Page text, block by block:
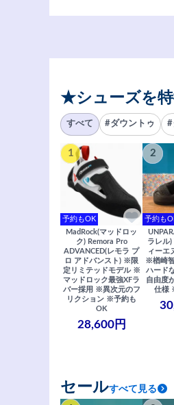
★シューズを
すべて #ダウントゥ #
1
予約もOK
MadRock(マッドロッ
ク) Remora Pro
ADVANCED(レモラ プ
ロ アドバンスト) ※限
定リミテッドモデル ※
マッドロック最強XFラ
バー採用 ※異次元のフ
リクション ※予約も
OK
28,600円
2
予約も
ラレル)
ィーエ
※楢崎
ハード
自由度
仕様
セールすべて見る